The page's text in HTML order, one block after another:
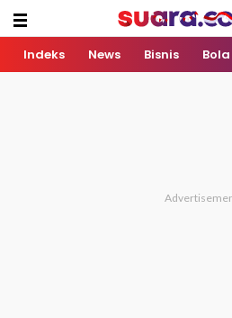
Indeks News Bisnis Bola